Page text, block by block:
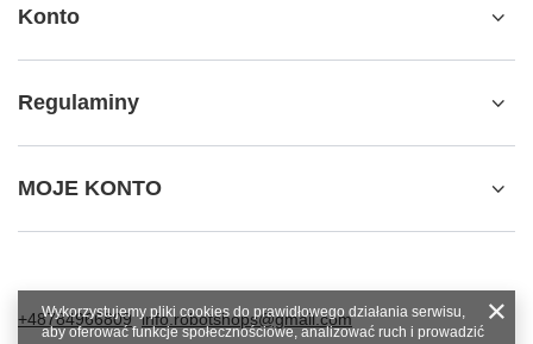
Konto
Regulaminy
MOJE KONTO
+48784966809 info.robotshops@gmail.com
Wykorzystujemy pliki cookies do prawidłowego działania serwisu,
aby oferować funkcje społecznościowe, analizować ruch i prowadzić